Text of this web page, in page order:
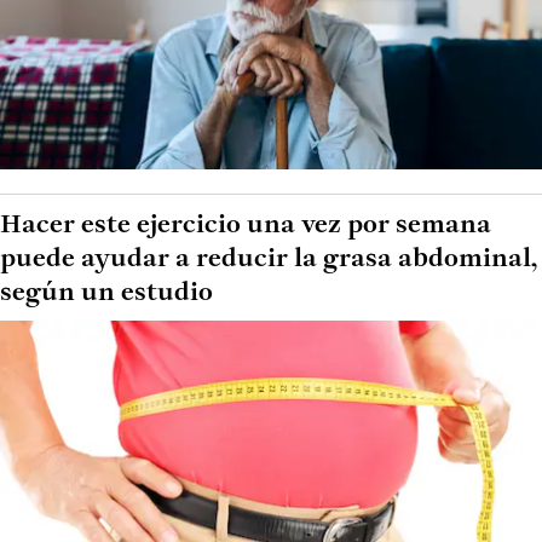
Hacer este ejercicio una vez por semana
puede ayudar a reducir la grasa abdominal,
según un estudio